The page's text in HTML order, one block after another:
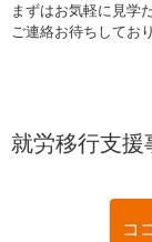
まずはお気軽に見学
ご連絡お待ちしてお
就労移行支援
コ